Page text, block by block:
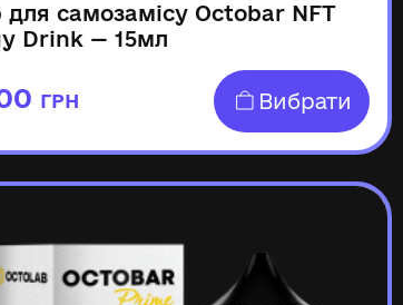
для самозамісу Octobar NFT
Drink — 15мл
ГРН Вибрати